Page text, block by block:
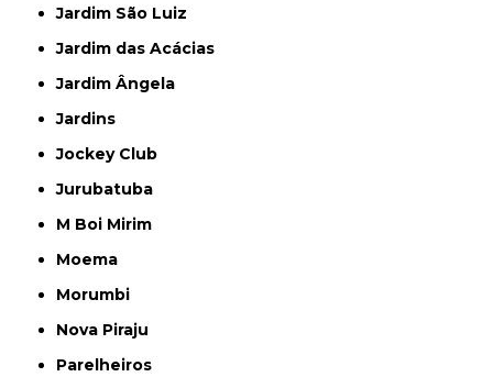
Jardim São Luiz
Jardim das Acácias
Jardim Ângela
Jardins
Jockey Club
Jurubatuba
M Boi Mirim
Moema
Morumbi
Nova Piraju
Parelheiros